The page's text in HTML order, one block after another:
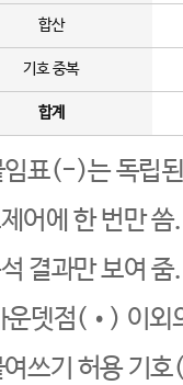
합산
기호 중복
합계
표(-)는 독립된
어에 한 번만
결과만 보여
운뎃점(•) 이외
쓰기 허용 기호